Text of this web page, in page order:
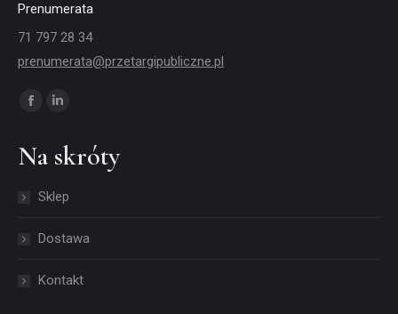
Prenumerata
71 797 28 34
prenumerata@przetargipubliczne.pl
Znajdź nas na:
Facebook
opens
new
opens
new
Na skróty
Sklep
Dostawa
Kontakt